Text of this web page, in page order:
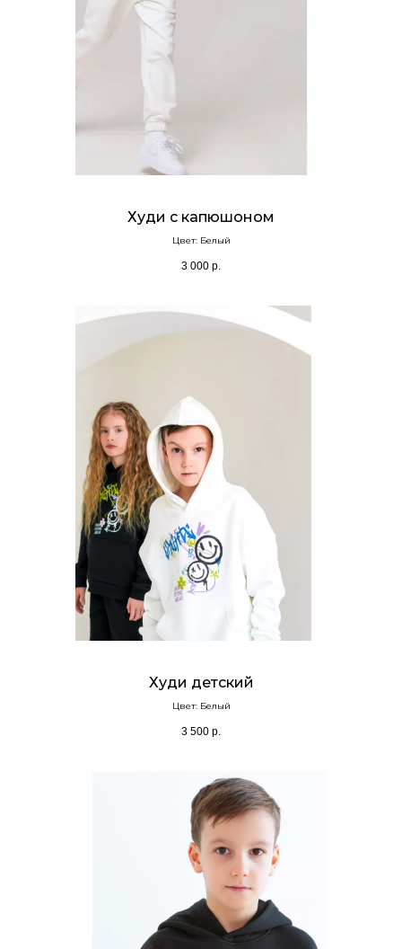
Худи с капюшоном
Цвет: Белый
3 000 р.
Худи детский
Цвет: Белый
3 500 р.